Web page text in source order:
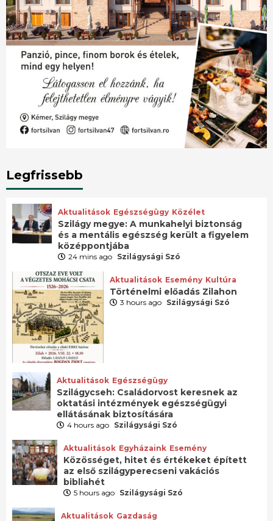
Legfrissebb
Aktualitások Egészségügy Közélet
Szilágy megye: A munkahelyi biztonság
és a mentális egészség került a figyelem
középpontjába
24 mins ago Szilágysági Szó
Aktualitások Esemény Kultúra
Történelmi előadás Zilahon
3 hours ago Szilágysági Szó
Aktualitások Egészségügy
Szilágycseh: Családorvost keresnek az
oktatási intézmények egészségügyi
ellátásának biztosítására
4 hours ago Szilágysági Szó
Aktualitások Egyházaink Esemény
Közösséget, hitet és értékeket épített
az első szilágyperecseni vakációs
bibliahét
5 hours ago Szilágysági Szó
Aktualitások Gazdaság